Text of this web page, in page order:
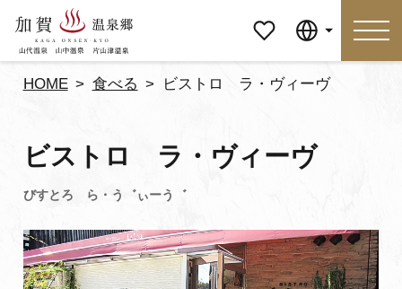
ージ
特集
見どころ 食べる
おみやげ イベント
HOME 食べる ビストロ ラ・ヴィーヴ
ビストロ ラ・ヴィーヴ